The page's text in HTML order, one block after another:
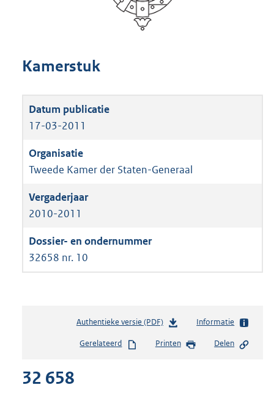
Kamerstuk
17-03-2011
Tweede Kamer der Staten-Generaal
2010-2011
32658 nr. 10
Authentieke versie (PDF)b
s
Informatie
Gerelateerd Printen Delen
32 658